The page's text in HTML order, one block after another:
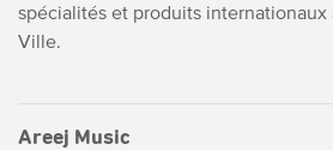
spécialités et produits internationaux
Ville.
Areej Music